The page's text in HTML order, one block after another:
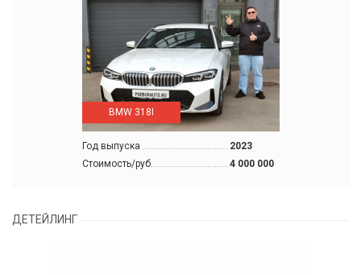
BMW 318I
Год выпуска
2023
Стоимость/руб.
4 000 000
ДЕТЕЙЛИНГ